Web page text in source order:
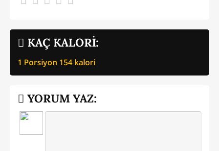
KAÇ KALORİ:
1 Porsiyon 154 kalori
YORUM YAZ: